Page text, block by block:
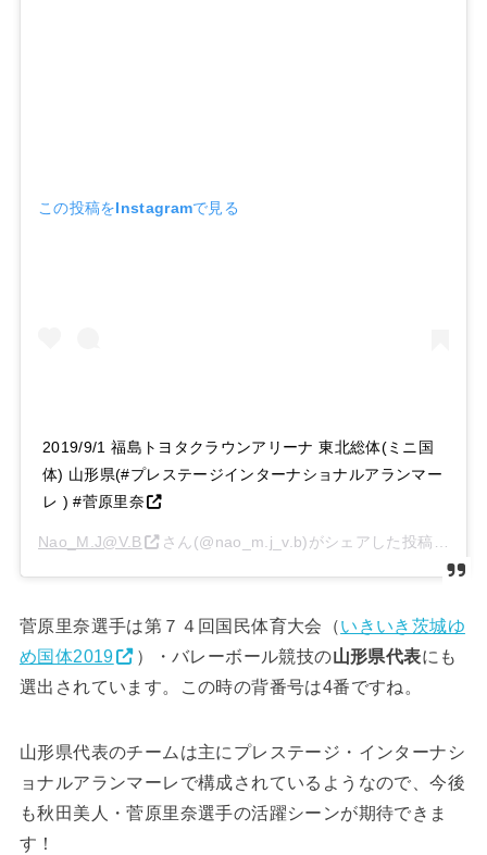
この投稿をInstagramで見る
2019/9/1 福島トヨタクラウンアリーナ 東北総体(ミニ国
体) 山形県(#プレステージインターナショナルアランマー
レ ) #菅原里奈
Nao_M.J@V.B さん(@nao_m.j_v.b)がシェアした投稿 –
菅原里奈選手は第７４回国民体育大会（いきいき茨城ゆ
め国体2019
）・バレーボール競技の山形県代表にも
選出されています。この時の背番号は4番ですね。
山形県代表のチームは主にプレステージ・インターナシ
ョナルアランマーレで構成されているようなので、今後
も秋田美人・菅原里奈選手の活躍シーンが期待できま
す！